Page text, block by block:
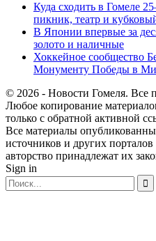
Куда сходить в Гомеле
пикник, театр и
В Японии впервые за
золото и наличные
Хоккейное сообщество
Монументу Победы в
© 2026 - Новости Гомеля. Все
Любое копирование
только с обратной активной
Все материалы
источников и других порталов
авторство принадлежат их
Sign in